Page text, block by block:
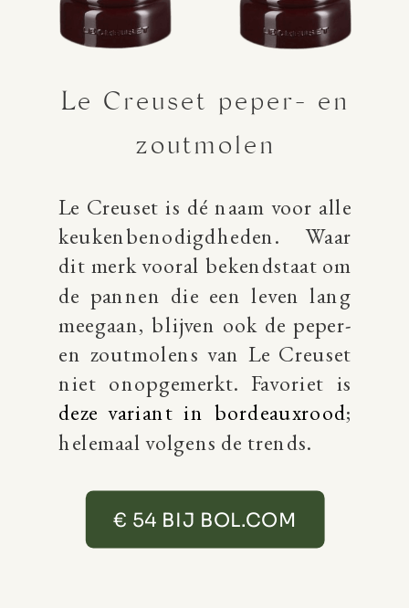
Le Creuset peper- en
zoutmolen
Le Creuset is dé naam voor alle
keukenbenodigdheden. Waar
dit merk vooral bekendstaat om
de pannen die een leven lang
meegaan, blijven ook de peper-
en zoutmolens van Le Creuset
niet onopgemerkt. Favoriet is
deze variant in bordeauxrood;
helemaal volgens de trends.
€ 54 BIJ BOL.COM